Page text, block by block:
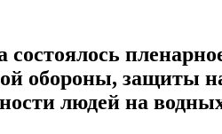
обороны, защиты
людей на